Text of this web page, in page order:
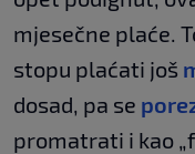
mjesečne plaće.
stopu plaćati još
dosad, pa se
promatrati i kao